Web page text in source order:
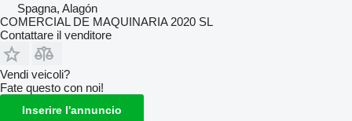
Spagna, Alagón
COMERCIAL DE MAQUINARIA 2020 SL
Contattare il venditore
Vendi veicoli?
Fate questo con noi!
Inserire l'annuncio